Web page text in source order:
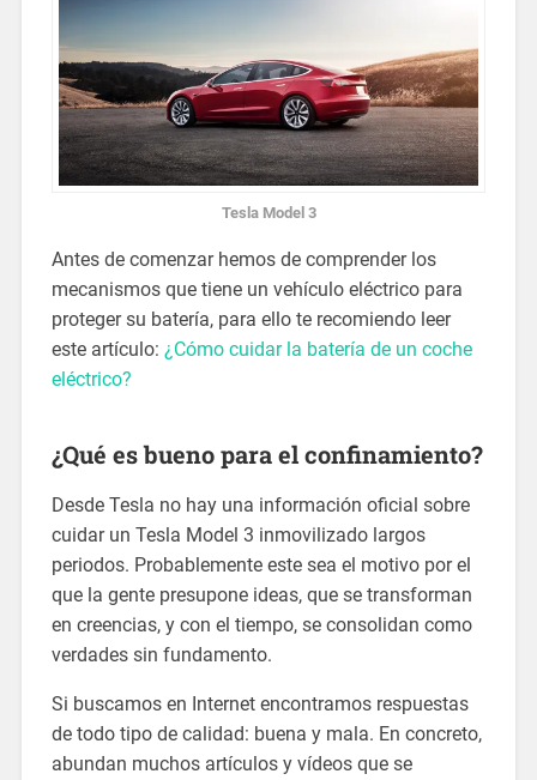
Tesla Model 3
Antes de comenzar hemos de comprender los
mecanismos que tiene un vehículo eléctrico para
proteger su batería, para ello te recomiendo leer
este artículo: ¿Cómo cuidar la batería de un coche
eléctrico?
¿Qué es bueno para el confinamiento?
Desde Tesla no hay una información oficial sobre
cuidar un Tesla Model 3 inmovilizado largos
periodos. Probablemente este sea el motivo por el
que la gente presupone ideas, que se transforman
en creencias, y con el tiempo, se consolidan como
verdades sin fundamento.
Si buscamos en Internet encontramos respuestas
de todo tipo de calidad: buena y mala. En concreto,
abundan muchos artículos y vídeos que se